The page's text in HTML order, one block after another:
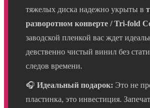
тяжелых диска надежно укрыты в
разворотном конверте / Tri-fold
заводской пленкой вас ждет
девственно чистый винил без
следов времени.
🎧 Идеальный подарок: Это не
пластинка, это инвестиция.